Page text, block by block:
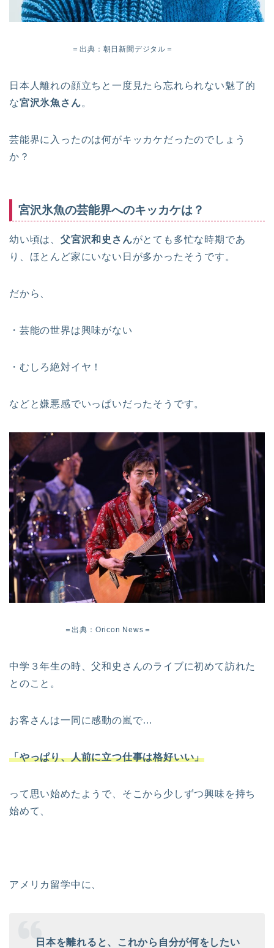
＝出典：朝日新聞デジタル＝
日本人離れの顔立ちと一度見たら忘れられない魅了的
な宮沢氷魚さん。
芸能界に入ったのは何がキッカケだったのでしょう
か？
宮沢氷魚の芸能界へのキッカケは？
幼い頃は、 父宮沢和史さんがとても多忙な時期であ
り、ほとんど家にいない日が多かったそうです。
だから、
・芸能の世界は興味がない
・むしろ絶対イヤ！
などと嫌悪感でいっぱいだったそうです。
＝出典：Oricon News＝
中学３年生の時、父和史さんのライブに初めて訪れた
とのこと。
お客さんは一同に感動の嵐で…
「やっぱり、人前に立つ仕事は格好いい」
って思い始めたようで、そこから少しずつ興味を持ち
始めて、
アメリカ留学中に、
日本を離れると、これから自分が何をしたい